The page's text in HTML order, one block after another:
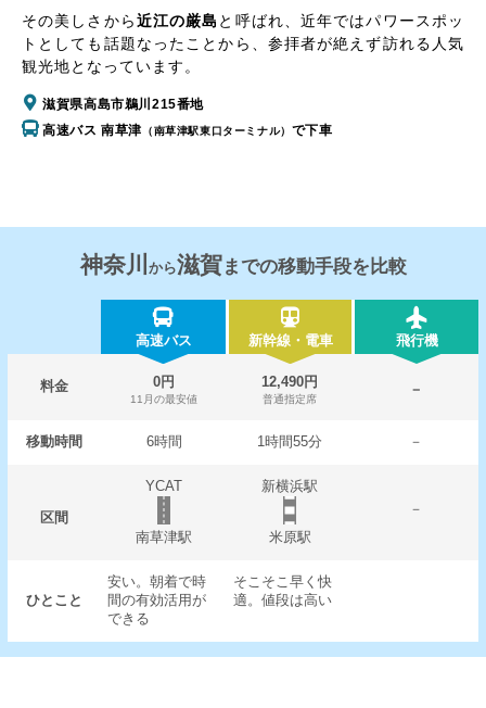
その美しさから近江の厳島 と呼ばれ、近年ではパワースポッ
トとしても話題なったことから、参拝者が絶えず訪れる人気
観光地となっています。
滋賀県高島市鵜川215番地
高速バス 南草津 （南草津駅東口ターミナル） で下車
神奈川 から滋賀までの移動手段を比較
高速バス 新幹線・電車 飛行機
料金 0円
11月の最安値
12,490円
普通指定席
－
移動時間 6時間 1時間55分 －
区間
YCAT
新横浜駅
－
南草津駅
米原駅
ひとこと
安い。朝着で時
間の有効活用が
できる
そこそこ早く快
適。値段は高い